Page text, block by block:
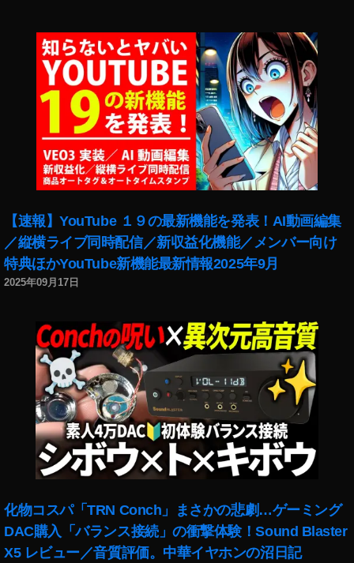
【速報】YouTube １９の最新機能を発表！AI動画編集
／縦横ライブ同時配信／新収益化機能／メンバー向け
特典ほかYouTube新機能最新情報2025年9月
2025年09月17日
化物コスパ「TRN Conch」まさかの悲劇…ゲーミング
DAC購入「バランス接続」の衝撃体験！Sound Blaster
X5 レビュー／音質評価。中華イヤホンの沼日記